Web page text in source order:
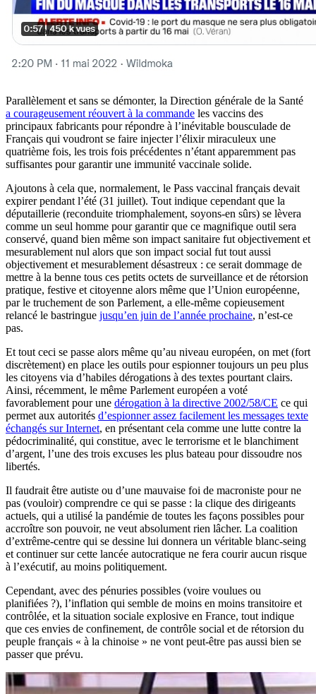
Parallèlement et sans se démonter, la Direction générale de la Santé
a courageusement réouvert à la commande les vaccins des
principaux fabricants pour répondre à l’inévitable bousculade de
Français qui voudront se faire injecter l’élixir miraculeux une
quatrième fois, les trois fois précédentes n’étant apparemment pas
suffisantes pour garantir une immunité vaccinale solide.
Ajoutons à cela que, normalement, le Pass vaccinal français devait
expirer pendant l’été (31 juillet). Tout indique cependant que la
députaillerie (reconduite triomphalement, soyons-en sûrs) se lèvera
comme un seul homme pour garantir que ce magnifique outil sera
conservé, quand bien même son impact sanitaire fut objectivement et
mesurablement nul alors que son impact social fut tout aussi
objectivement et mesurablement désastreux : ce serait dommage de
mettre à la benne tous ces petits octets de surveillance et de rétorsion
pratique, festive et citoyenne alors même que l’Union européenne,
par le truchement de son Parlement, a elle-même copieusement
relancé le bastringue jusqu’en juin de l’année prochaine, n’est-ce
pas.
Et tout ceci se passe alors même qu’au niveau européen, on met (fort
discrètement) en place les outils pour espionner toujours un peu plus
les citoyens via d’habiles dérogations à des textes pourtant clairs.
Ainsi, récemment, le même Parlement européen a voté
favorablement pour une dérogation à la directive 2002/58/CE ce qui
permet aux autorités d’espionner assez facilement les messages texte
échangés sur Internet, en présentant cela comme une lutte contre la
pédocriminalité, qui constitue, avec le terrorisme et le blanchiment
d’argent, l’une des trois excuses les plus bateau pour dissoudre nos
libertés.
Il faudrait être autiste ou d’une mauvaise foi de macroniste pour ne
pas (vouloir) comprendre ce qui se passe : la clique des dirigeants
actuels, qui a utilisé la pandémie de toutes les façons possibles pour
accroître son pouvoir, ne veut absolument rien lâcher. La coalition
d’extrême-centre qui se dessine lui donnera un véritable blanc-seing
et continuer sur cette lancée autocratique ne fera courir aucun risque
à l’exécutif, au moins politiquement.
Cependant, avec des pénuries possibles (voire voulues ou
planifiées ?), l’inflation qui semble de moins en moins transitoire et
contrôlée, et la situation sociale explosive en France, tout indique
que ces envies de confinement, de contrôle social et de rétorsion du
peuple français « à la chinoise » ne vont peut-être pas aussi bien se
passer que prévu.